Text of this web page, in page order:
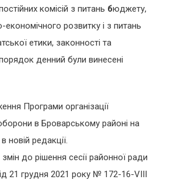
комісій з питань бюджету,
економічного розвитку і з питань
етики, законності та
денний були винесені
Програми організації
в Броварському районі на
новій редакції.
до рішення сесії районної ради
21 грудня 2021 року № 172-16-VIІI